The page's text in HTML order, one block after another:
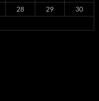
28 29
30